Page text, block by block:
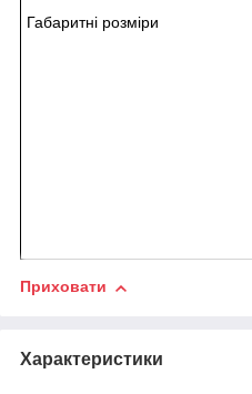
Габаритні розміри
Приховати
Характеристики